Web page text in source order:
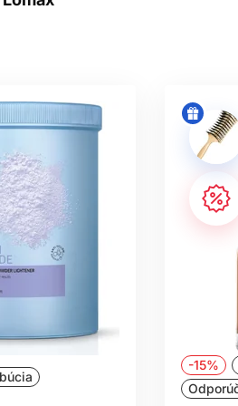
rozdelená podľa typu
poškodené, jemné,
je, či konkrétny produkt
OPRAVIŤ
vlas do pôvodného stavu, ak je
povrch, znížiť lámavosť pri
obmedziť teplo, šetrne česať
ČASTO POUŽÍVAŤ
pri veľmi suchých alebo
ju len do dĺžok a končekov.
objemu, starostlivosť môže byť
-15%